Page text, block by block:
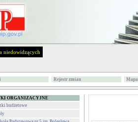
niedowidzących
Rejestr zmian
ORGANIZACYJNE
budżetowe